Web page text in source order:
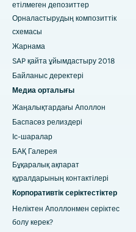
етілмеген депозиттер
Орналастырудың композиттік
схемасы
Жарнама
SAP қайта ұйымдастыру 2018
Байланыс деректері
Медиа орталығы
Жаңалықтардағы Аполлон
Баспасөз релиздері
Іс-шаралар
БАҚ Галерея
Бұқаралық ақпарат
құралдарының контактілері
Корпоративтік серіктестіктер
Неліктен Аполлонмен серіктес
болу керек?